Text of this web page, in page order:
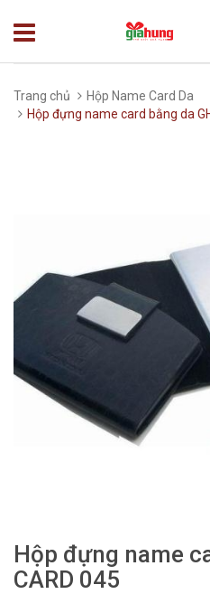
Trang chủ
Hộp Name Card Da
Hộp đựng name card bằng da
Hộp đựng name
CARD 045